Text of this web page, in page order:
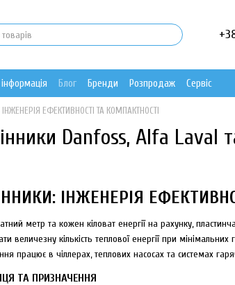
Блог Бренди Розпродаж Сервіс
ЕФЕКТИВНОСТІ ТА КОМПАКТНОСТІ
Danfoss, Alfa Laval
ІНЖЕНЕРІЯ
метр та кожен кіловат енергії на рахунку,
величезну кількість теплової енергії при
працює в чіллерах, теплових насосах та системах
ТА ПРИЗНАЧЕННЯ